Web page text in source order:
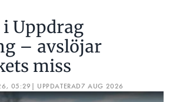
Uppdrag
– avslöjar
miss
05:29 | UPPDATERAD7 AUG 2026